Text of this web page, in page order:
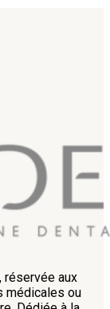
réservée aux
médicales ou